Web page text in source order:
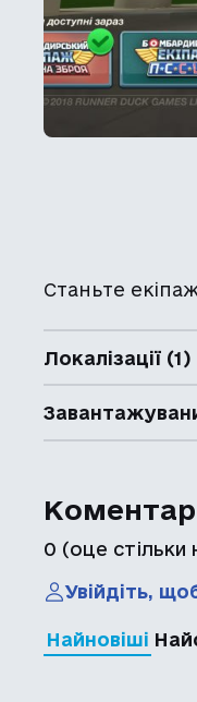
Станьте
Локалізації (1)
0 (оце стільки
Увійдіть,
Найновіші